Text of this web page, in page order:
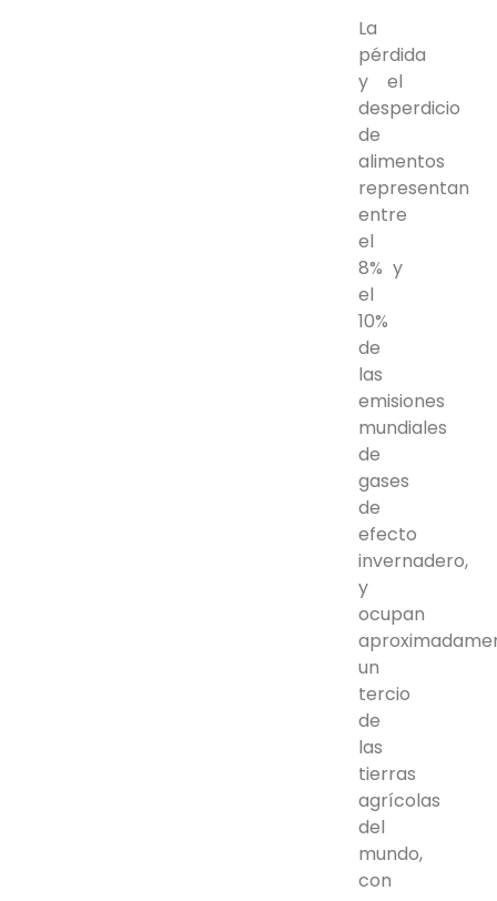
La
pérdida
y el
desperdicio
de
alimentos
representan
entre
el
8% y
el
10%
de
las
emisiones
mundiales
de
gases
de
efecto
invernadero,
y
ocupan
un
tercio
de
las
tierras
agrícolas
del
mundo,
con